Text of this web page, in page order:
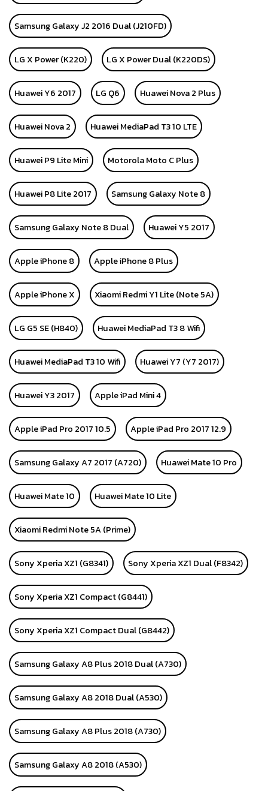
Samsung Galaxy J2 2016 Dual (J210FD)
LG X Power (K220) LG X Power Dual (K220DS)
Huawei Y6 2017 LG Q6 Huawei Nova 2 Plus
Huawei Nova 2 Huawei MediaPad T3 10 LTE
Huawei P9 Lite Mini Motorola Moto C Plus
Huawei P8 Lite 2017 Samsung Galaxy Note 8
Samsung Galaxy Note 8 Dual Huawei Y5 2017
Apple iPhone 8 Apple iPhone 8 Plus
Apple iPhone X Xiaomi Redmi Y1 Lite (Note 5A)
LG G5 SE (H840) Huawei MediaPad T3 8 Wifi
Huawei MediaPad T3 10 Wifi Huawei Y7 (Y7 2017)
Huawei Y3 2017 Apple iPad Mini 4
Apple iPad Pro 2017 10.5 Apple iPad Pro 2017 12.9
Samsung Galaxy A7 2017 (A720) Huawei Mate 10 Pro
Huawei Mate 10 Huawei Mate 10 Lite
Xiaomi Redmi Note 5A (Prime)
Sony Xperia XZ1 (G8341) Sony Xperia XZ1 Dual (F8342)
Sony Xperia XZ1 Compact (G8441)
Sony Xperia XZ1 Compact Dual (G8442)
Samsung Galaxy A8 Plus 2018 Dual (A730)
Samsung Galaxy A8 2018 Dual (A530)
Samsung Galaxy A8 Plus 2018 (A730)
Samsung Galaxy A8 2018 (A530)